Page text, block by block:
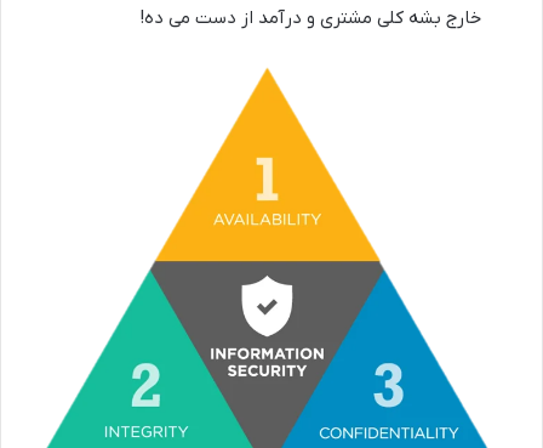
خارج بشه کلی مشتری و درآمد از دست می ده!